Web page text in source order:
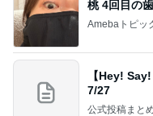
桃 4回目の
Amebaトピッ
【Hey!
7/27
公式投稿まと